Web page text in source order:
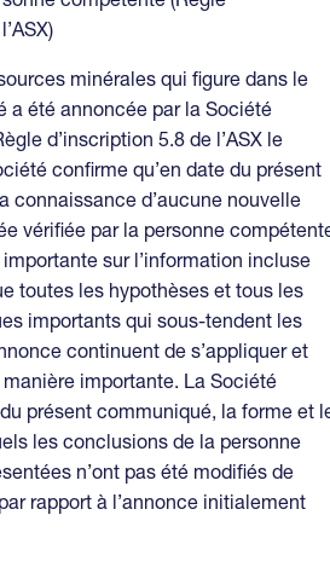
minérales qui figure dans le
a été annoncée par la Société
d’inscription 5.8 de l’ASX le
confirme qu’en date du présent
connaissance d’aucune nouvelle
vérifiée par la personne
sur l’information incluse
toutes les hypothèses et tous les
importants qui sous-tendent les
continuent de s’appliquer et
manière importante. La Société
présent communiqué, la forme et
les conclusions de la personne
n’ont pas été modifiés de
rapport à l’annonce initialement